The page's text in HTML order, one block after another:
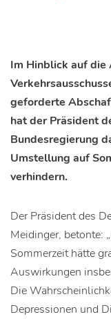
Im Hinblick auf die
geforderte
hat der Präsident
Bundesregierung
Umstellung auf
verhindern.
Der Präsident des
Meidinger, betonte:
Sommerzeit hätte
Auswirkungen
Die
Depressionen und